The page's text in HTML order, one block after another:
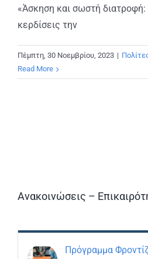
«Άσκηση και σωστή διατροφή:
κερδίσεις την
Πέμπτη, 30 Νοεμβρίου, 2023 |
Read More
Ανακοινώσεις –
Πρόγραμμα